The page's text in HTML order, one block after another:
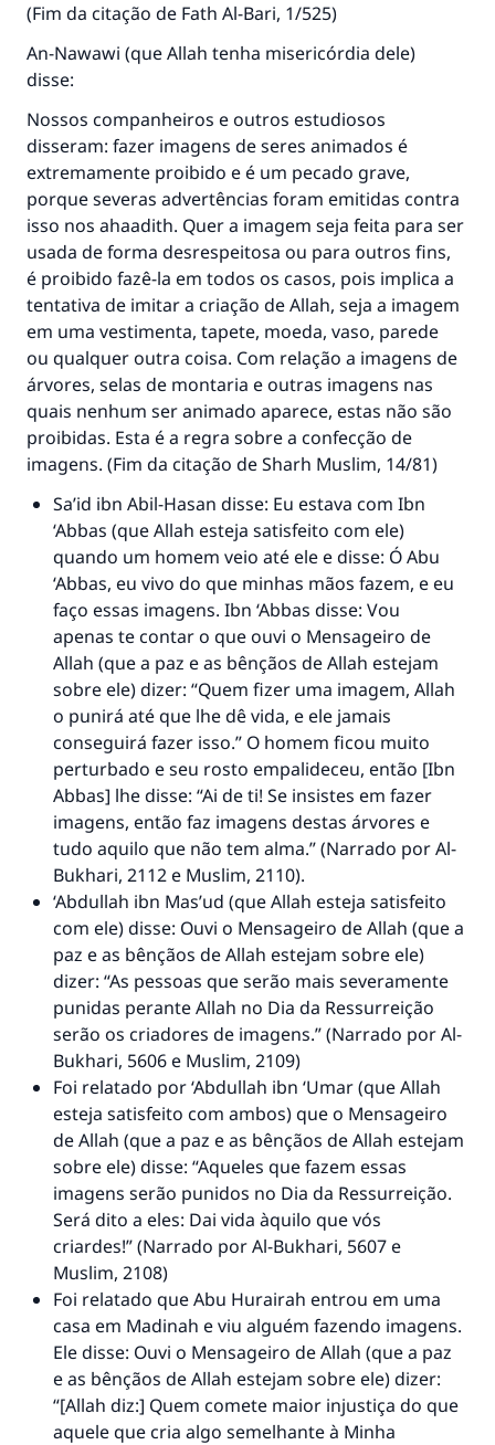
(Fim da citação de Fath Al-Bari, 1/525)
An-Nawawi (que Allah tenha misericórdia dele)
disse:
Nossos companheiros e outros estudiosos
disseram: fazer imagens de seres animados é
extremamente proibido e é um pecado grave,
porque severas advertências foram emitidas contra
isso nos ahaadith. Quer a imagem seja feita para ser
usada de forma desrespeitosa ou para outros fins,
é proibido fazê-la em todos os casos, pois implica a
tentativa de imitar a criação de Allah, seja a imagem
em uma vestimenta, tapete, moeda, vaso, parede
ou qualquer outra coisa. Com relação a imagens de
árvores, selas de montaria e outras imagens nas
quais nenhum ser animado aparece, estas não são
proibidas. Esta é a regra sobre a confecção de
imagens. (Fim da citação deSharh Muslim, 14/81)
Sa’id ibn Abil-Hasan disse: Eu estava com Ibn
‘Abbas (que Allah esteja satisfeito com ele)
quando um homem veio até ele e disse: Ó Abu
‘Abbas, eu vivo do que minhas mãos fazem, e eu
faço essas imagens. Ibn ‘Abbas disse: Vou
apenas te contar o que ouvi o Mensageiro de
Allah (que a paz e as bênçãos de Allah estejam
sobre ele) dizer: “Quem fizer uma imagem, Allah
o punirá até que lhe dê vida, e ele jamais
conseguirá fazer isso.” O homem ficou muito
perturbado e seu rosto empalideceu, então [Ibn
Abbas] lhe disse: “Ai de ti! Se insistes em fazer
imagens, então faz imagens destas árvores e
tudo aquilo que não tem alma.” (Narrado por Al-
Bukhari, 2112 e Muslim, 2110).
‘Abdullah ibn Mas’ud (que Allah esteja satisfeito
com ele) disse: Ouvi o Mensageiro de Allah (que a
paz e as bênçãos de Allah estejam sobre ele)
dizer: “As pessoas que serão mais severamente
punidas perante Allah no Dia da Ressurreição
serão os criadores de imagens.” (Narrado por Al-
Bukhari, 5606 e Muslim, 2109)
Foi relatado por ‘Abdullah ibn ‘Umar (que Allah
esteja satisfeito com ambos) que o Mensageiro
de Allah (que a paz e as bênçãos de Allah estejam
sobre ele) disse: “Aqueles que fazem essas
imagens serão punidos no Dia da Ressurreição.
Será dito a eles: Dai vida àquilo que vós
criardes!” (Narrado por Al-Bukhari, 5607 e
Muslim, 2108)
Foi relatado que Abu Hurairah entrou em uma
casa em Madinah e viu alguém fazendo imagens.
Ele disse: Ouvi o Mensageiro de Allah (que a paz
e as bênçãos de Allah estejam sobre ele) dizer:
“[Allah diz:] Quem comete maior injustiça do que
aquele que cria algo semelhante à Minha